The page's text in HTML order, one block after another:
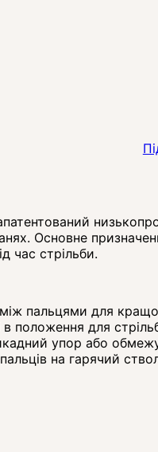
Основне
час стрільби.
пальцями для
положення для
упор або
на гарячий